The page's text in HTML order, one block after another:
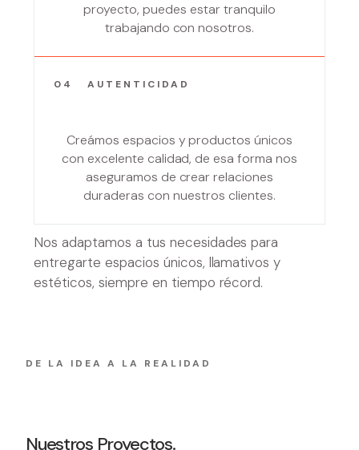
proyecto, puedes estar tranquilo
trabajando con nosotros.
04 AUTENTICIDAD
Creámos espacios y productos únicos
con excelente calidad, de esa forma nos
aseguramos de crear relaciones
duraderas con nuestros clientes.
Nos adaptamos a tus necesidades para
entregarte espacios únicos, llamativos y
estéticos, siempre en tiempo récord.
DE LA IDEA A LA REALIDAD
Nuestros Proyectos.